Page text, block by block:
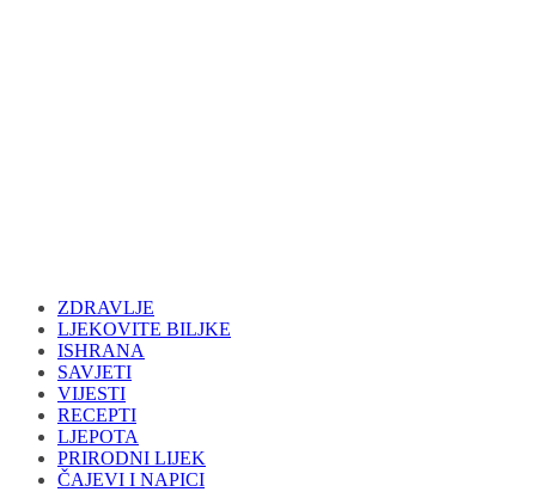
ZDRAVLJE
LJEKOVITE BILJKE
ISHRANA
SAVJETI
VIJESTI
RECEPTI
LJEPOTA
PRIRODNI LIJEK
ČAJEVI I NAPICI